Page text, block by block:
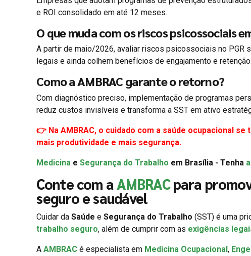
e ROI consolidado em até 12 meses.
O que muda com os riscos psicossociais
A partir de maio/2026, avaliar riscos psicossociais no PGR
legais e ainda colhem benefícios de engajamento e retenção.
Como a AMBRAC garante o retorno?
Com diagnóstico preciso, implementação de programas
reduz custos invisíveis e transforma a SST em ativo
👉 Na AMBRAC, o cuidado com a saúde ocupacional
mais produtividade e mais segurança.
Medicina e Segurança do Trabalho em Brasília - Tenha
Conte com aAMBRACpara
seguro e saudável
Cuidar da Saúde e Segurança do Trabalho (SST) é uma
trabalho seguro, além de cumprir com as exigências
A AMBRAC é especialista em Medicina Ocupacional ,